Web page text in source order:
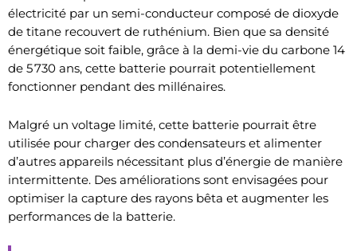
électricité par un semi-conducteur composé de dioxyde
de titane recouvert de ruthénium. Bien que sa densité
énergétique soit faible, grâce à la demi-vie du carbone 14
de 5 730 ans, cette batterie pourrait potentiellement
fonctionner pendant des millénaires.
Malgré un voltage limité, cette batterie pourrait être
utilisée pour charger des condensateurs et alimenter
d’autres appareils nécessitant plus d’énergie de manière
intermittente. Des améliorations sont envisagées pour
optimiser la capture des rayons bêta et augmenter les
performances de la batterie.